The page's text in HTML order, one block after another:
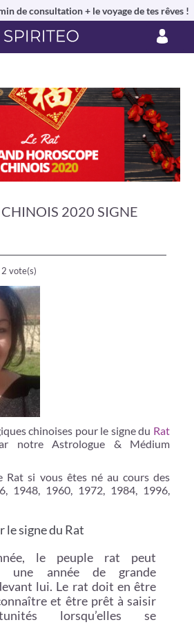
de consultation + le voyage de tes rêves !
2020 SIGNE
vote(s)
chinoises pour le signe du Rat
notre Astrologue & Médium
Rat si vous êtes né au cours des
1948, 1960, 1972, 1984, 1996,
le signe du Rat
le peuple rat peut
une année de grande
lui. Le rat doit en être
et être prêt à saisir
lorsqu’elles se